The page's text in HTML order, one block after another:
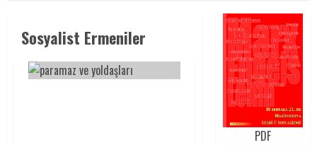
Sosyalist Ermeniler
PDF